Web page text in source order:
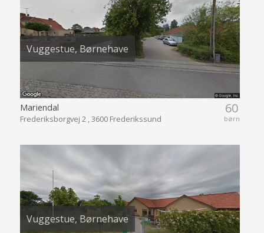
Vuggestue, Børnehave
60
børn
Mariendal
Frederiksborgvej 2 , 3600 Frederikssund
Vuggestue, Børnehave